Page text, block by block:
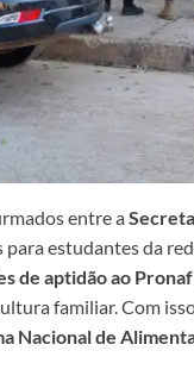
entre a
estudantes da
de aptidão ao
familiar. Com
Nacional de